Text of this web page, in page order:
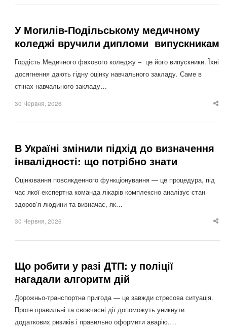
У Могилів-Подільському медичному
коледжі вручили дипломи випускникам
Гордість Медичного фахового коледжу – це його випускники. Їхні
досягнення дають гідну оцінку навчального закладу. Саме в
стінах навчального закладу…
30 Червня, 2026
В Україні змінили підхід до визначення
інвалідності: що потрібно знати
Оцінювання повсякденного функціонування — це процедура, під
час якої експертна команда лікарів комплексно аналізує стан
здоров’я людини та визначає, як…
30 Червня, 2026
Що робити у разі ДТП: у поліції
нагадали алгоритм дій
Дорожньо-транспортна пригода — це завжди стресова ситуація.
Проте правильні та своєчасні дії допоможуть уникнути
додаткових ризиків і правильно оформити аварію.…